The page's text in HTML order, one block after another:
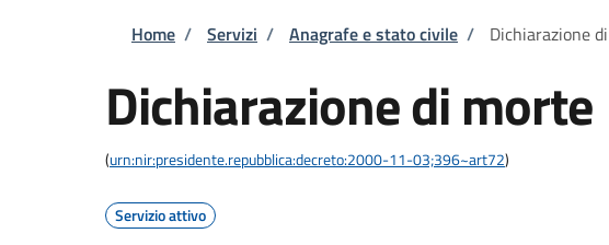
Briciole di pane
Home / Servizi / Anagrafe e stato civile / Dichiarazione
Dichiarazione di morte
(urn:nir:presidente.repubblica:decreto:2000-11-03;396~art72)
Servizio attivo